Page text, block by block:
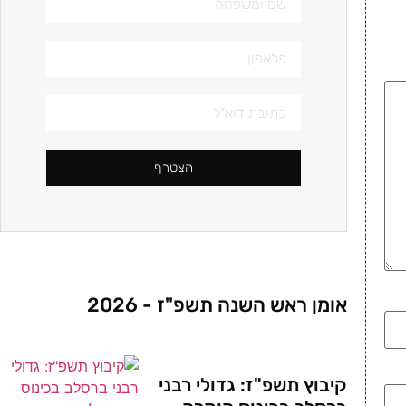
הצטרף
אומן ראש השנה תשפ"ז - 2026
קיבוץ תשפ"ז: גדולי רבני